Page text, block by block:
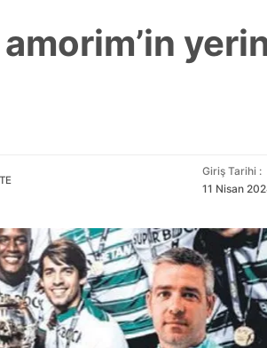
Giriş Tarihi :
11 Nisan